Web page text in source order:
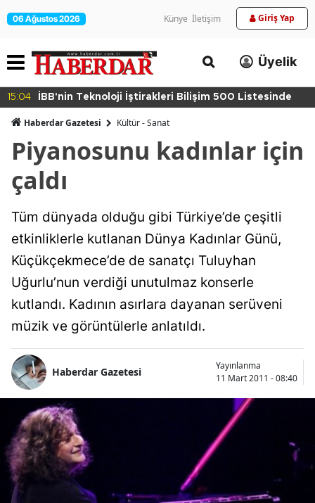
06 Ağustos 2026 Künye İletişim Giriş Yap
Üyelik
15:04 İBB'nin Teknoloji İştirakleri Bilişim 500 Listesinde
Haberdar Gazetesi Kültür - Sanat
Piyanosunu kadınlar için
çaldı
Tüm dünyada olduğu gibi Türkiye’de çeşitli
etkinliklerle kutlanan Dünya Kadınlar Günü,
Küçükçekmece’de de sanatçı Tuluyhan
Uğurlu’nun verdiği unutulmaz konserle
kutlandı. Kadının asırlara dayanan serüveni
müzik ve görüntülerle anlatıldı.
Haberdar Gazetesi
Yayınlanma
11 Mart 2011 - 08:40